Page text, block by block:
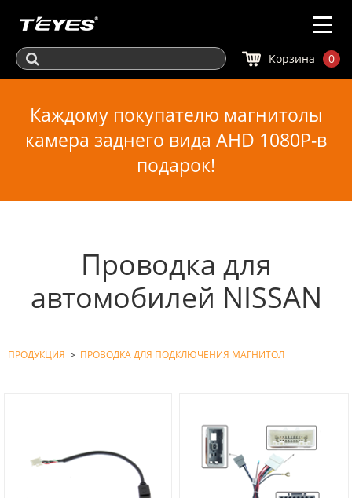
Корзина 0
Каждому покупателю магнитолы
камера заднего вида AHD 1080P-в
подарок!
Проводка для
автомобилей NISSAN
ПРОДУКЦИЯ > ПРОВОДКА ДЛЯ ПОДКЛЮЧЕНИЯ МАГНИТОЛ